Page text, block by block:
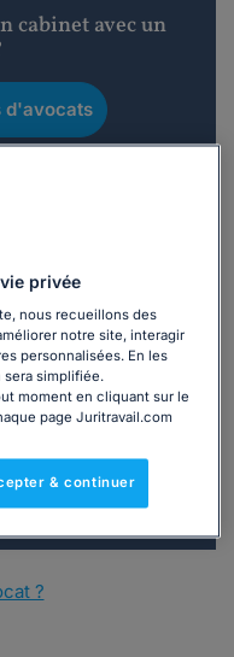
cabinet avec un
d'avocats
par
?
(8h à 21h du lundi au
?
privée
nous recueillons des
notre site, interagir
personnalisées. En les
sera simplifiée.
moment en cliquant sur le
page Juritravail.com
& continuer